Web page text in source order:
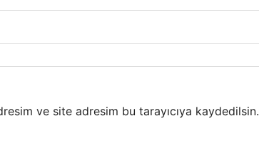
ve site adresim bu tarayıcıya kaydedilsin.